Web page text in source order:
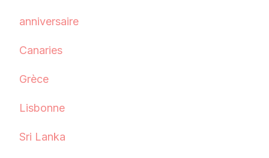
anniversaire
Canaries
Grèce
Lisbonne
Sri Lanka